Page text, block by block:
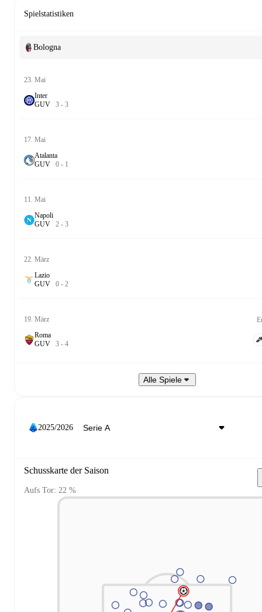
Spielstatistiken
Bologna
23. Mai
Inter
GUV 3 - 3
17. Mai
Atalanta
GUV 0 - 1
11. Mai
Napoli
GUV 2 - 3
22. März
Lazio
GUV 0 - 2
19. März
Roma
GUV 3 - 4
Alle Spiele
2025/2026
Schusskarte der Saison
Aufs Tor: 22 %